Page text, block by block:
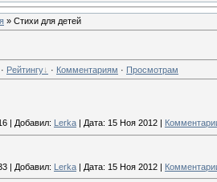
» Стихи для детей
· Рейтингу · Комментариям · Просмотрам
Добавил: Lerka Дата: 15 Ноя 2012
| Добавил: Lerka | Дата: 15 Ноя 2012 |